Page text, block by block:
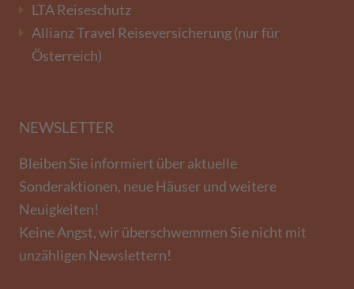
LTA Reiseschutz
Allianz Travel Reiseversicherung (nur für
Österreich)
NEWSLETTER
Bleiben Sie informiert über aktuelle
Sonderaktionen, neue Häuser und weitere
Neuigkeiten!
Keine Angst, wir überschwemmen Sie nicht mit
unzähligen Newslettern!